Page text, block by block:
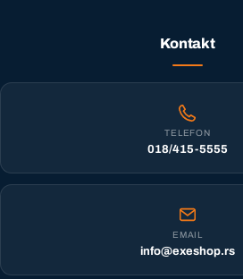
Kontakt
TELEFON
018/415-5555
EMAIL
info@exeshop.rs